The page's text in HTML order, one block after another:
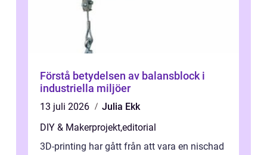
Förstå betydelsen av balansblock i
industriella miljöer
13 juli 2026
Julia Ekk
DIY & Makerprojekt,editorial
3D-printing har gått från att vara en nischad